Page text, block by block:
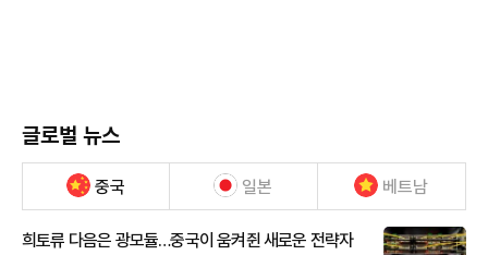
글로벌 뉴스
중국 일본 베트남
희토류 다음은 광모듈…중국이 움켜쥔 새로운 전략자